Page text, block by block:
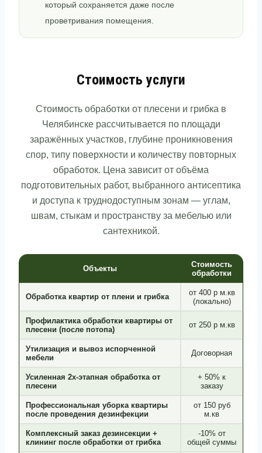
который сохраняется даже после
проветривания помещения.
Стоимость услуги
Стоимость обработки от плесени и грибка в
Челябинске рассчитывается по площади
заражённых участков, глубине проникновения
спор, типу поверхности и количеству повторных
обработок. Цена зависит от объёма
подготовительных работ, выбранного антисептика
и доступа к труднодоступным зонам — углам,
швам, стыкам и пространству за мебелью или
сантехникой.
Объекты
Стоимость
обработки
Обработка квартир от плени и грибка
от 400 р м.кв
(локально)
Профилактика обработки квартиры от
плесени (после потопа)
от 250 р м.кв
Утилизация и вывоз испорченной
мебели
Договорная
Усиленная 2х-этапная обработка от
плесени
+ 50% к
заказу
Профессиональная уборка квартиры
после проведения дезинфекции
от 150 руб
м.кв
Комплексный заказ дезинсекции +
клининг после обработки от грибка
-10% от
общей суммы